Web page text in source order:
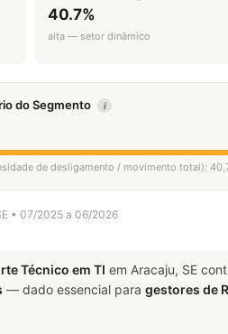
40.7%
alta — setor dinâmico
do Segmento i
de desligamento / movimento total):
• 07/2025 a 06/2026
Técnico em TI em Aracaju, SE
— dado essencial para gestores de